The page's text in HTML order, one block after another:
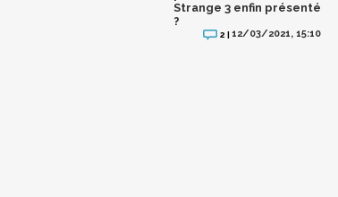
Strange 3 enfin présenté
?
2 |12/03/2021, 15:10